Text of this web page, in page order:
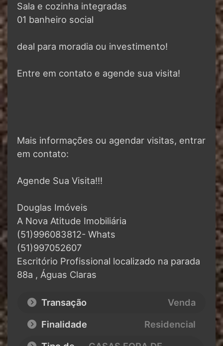
Sala e cozinha integradas
01 banheiro social
deal para moradia ou investimento!
Entre em contato e agende sua visita!
Mais informações ou agendar visitas, entrar
em contato:
Agende Sua Visita!!!
Douglas Imóveis
A Nova Atitude Imobiliária
(51)996083812- Whats
(51)997052607
Escritório Profissional localizado na parada
88a , Águas Claras
Transação
Venda
Finalidade
Residencial